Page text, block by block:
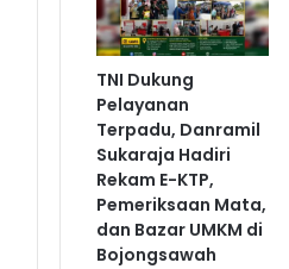
TNI Dukung
Pelayanan
Terpadu, Danramil
Sukaraja Hadiri
Rekam E-KTP,
Pemeriksaan Mata,
dan Bazar UMKM di
Bojongsawah